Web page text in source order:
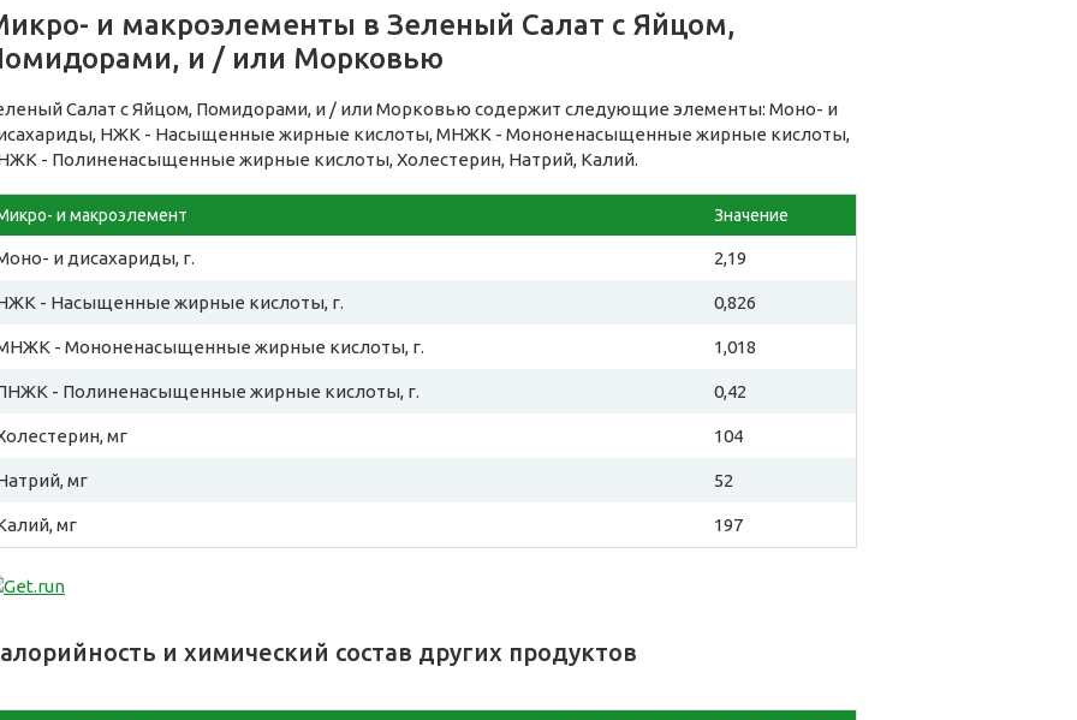
и макроэлементы в Зеленый Салат с Яйцом,
и / или Морковью
Салат с Яйцом, Помидорами, и / или Морковью содержит следующие элементы: Моно- и
НЖК - Насыщенные жирные кислоты, МНЖК - Мононенасыщенные жирные кислоты,
- Полиненасыщенные жирные кислоты, Холестерин, Натрий, Калий.
и макроэлемент Значение
и дисахариды, г. 2,19
- Насыщенные жирные кислоты, г. 0,826
- Мононенасыщенные жирные кислоты, г. 1,018
- Полиненасыщенные жирные кислоты, г. 0,42
мг 104
мг 52
мг 197
и химический состав других продуктов